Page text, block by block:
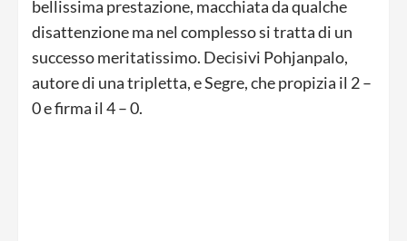
bellissima prestazione, macchiata da qualche
disattenzione ma nel complesso si tratta di un
successo meritatissimo. Decisivi Pohjanpalo,
autore di una tripletta, e Segre, che propizia il 2 –
0 e firma il 4 – 0.